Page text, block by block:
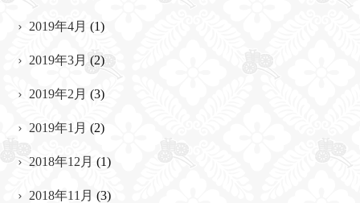
2019年4月 (1)
2019年3月 (2)
2019年2月 (3)
2019年1月 (2)
2018年12月 (1)
2018年11月 (3)